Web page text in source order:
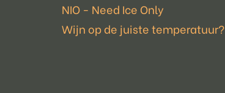
NIO - Need Ice Only
Wijn op de juiste temperatuur?